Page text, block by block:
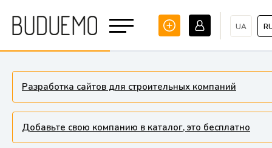
UA
Разработка сайтов для строительных компаний
Добавьте свою компанию в каталог, это бесплатно